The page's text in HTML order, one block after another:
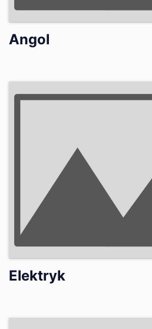
Angol
Elektryk